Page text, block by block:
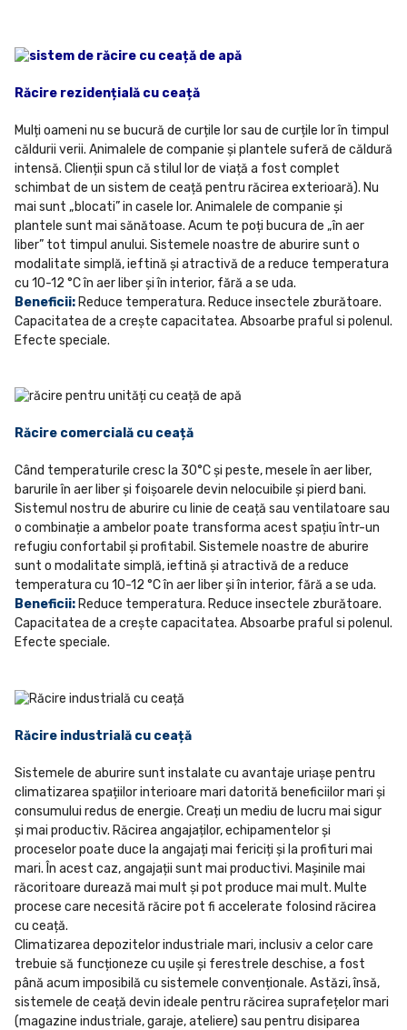
Răcire rezidențială cu ceață
Mulți oameni nu se bucură de curțile lor sau de curțile lor în timpul
căldurii verii. Animalele de companie și plantele suferă de căldură
intensă. Clienții spun că stilul lor de viață a fost complet
schimbat de un sistem de ceață pentru răcirea exterioară). Nu
mai sunt „blocati” in casele lor. Animalele de companie și
plantele sunt mai sănătoase. Acum te poți bucura de „în aer
liber” tot timpul anului. Sistemele noastre de aburire sunt o
modalitate simplă, ieftină și atractivă de a reduce temperatura
cu 10-12 °C în aer liber și în interior, fără a se uda.
Beneficii: Reduce temperatura. Reduce insectele zburătoare.
Capacitatea de a crește capacitatea. Absoarbe praful si polenul.
Efecte speciale.
Răcire comercială cu ceață
Când temperaturile cresc la 30°C și peste, mesele în aer liber,
barurile în aer liber și foișoarele devin nelocuibile și pierd bani.
Sistemul nostru de aburire cu linie de ceață sau ventilatoare sau
o combinație a ambelor poate transforma acest spațiu într-un
refugiu confortabil și profitabil. Sistemele noastre de aburire
sunt o modalitate simplă, ieftină și atractivă de a reduce
temperatura cu 10-12 °C în aer liber și în interior, fără a se uda.
Beneficii: Reduce temperatura. Reduce insectele zburătoare.
Capacitatea de a crește capacitatea. Absoarbe praful si polenul.
Efecte speciale.
Răcire industrială cu ceață
Sistemele de aburire sunt instalate cu avantaje uriașe pentru
climatizarea spațiilor interioare mari datorită beneficiilor mari și
consumului redus de energie. Creați un mediu de lucru mai sigur
și mai productiv. Răcirea angajaților, echipamentelor și
proceselor poate duce la angajați mai fericiți și la profituri mai
mari. În acest caz, angajații sunt mai productivi. Mașinile mai
răcoritoare durează mai mult și pot produce mai mult. Multe
procese care necesită răcire pot fi accelerate folosind răcirea
cu ceață.
Climatizarea depozitelor industriale mari, inclusiv a celor care
trebuie să funcționeze cu ușile și ferestrele deschise, a fost
până acum imposibilă cu sistemele convenționale. Astăzi, însă,
sistemele de ceață devin ideale pentru răcirea suprafețelor mari
(magazine industriale, garaje, ateliere) sau pentru disiparea